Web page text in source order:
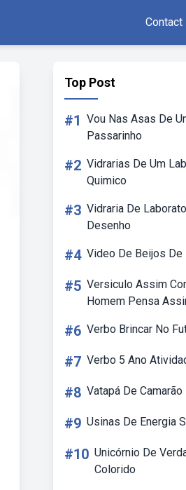
Contact
Top Post
#1 Vou Nas Asas De
Passarinho
#2 Vidrarias De Um
Quimico
#3 Vidraria De
Desenho
#4 Video De Beijos De
#5 Versiculo Assim
Homem Pensa
#6 Verbo Brincar No
#7 Verbo 5 Ano
#8 Vatapá De
#9 Usinas De Energia
#10 Unicórnio De
Colorido